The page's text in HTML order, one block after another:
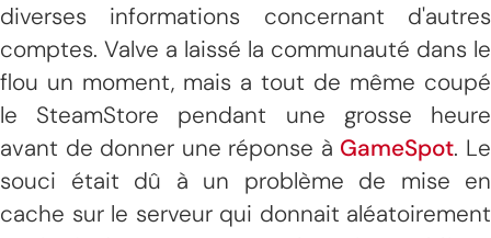
diverses informations concernant d'autres
comptes. Valve a laissé la communauté dans le
flou un moment, mais a tout de même coupé
le SteamStore pendant une grosse heure
avant de donner une réponse à GameSpot. Le
souci était dû à un problème de mise en
cache sur le serveur qui donnait aléatoirement